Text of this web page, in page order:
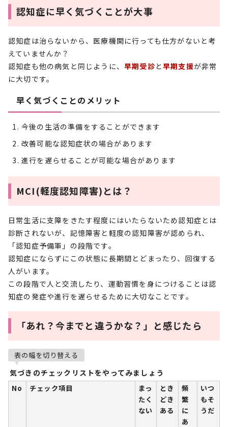
認知症に早く気づくことが大事
認知症は治らないから、医療機関に行っても仕方がないと考
えていませんか？
認知症も他の病気と同じように、 早期受診と早期支援が非常
に大切です。
早く気づくことのメリット
今後の生活の準備をすることができます
改善可能な認知症状の場合があります
進行を遅らせることが可能な場合があります
MCI(軽度認知障害)とは？
日常生活に支障をきたす程度にはいたらないため認知症とは
診断されないが、記憶障害と軽度の認知障害が認められ、
「認知症予備軍」の段階です。
認知症にならずにこの状態に長期間とどまったり、回復する
人がいます。
この段階で人と交流したり、運動習慣を身につけることは認
知症の発症や進行を遅らせるために大切なことです。
「あれ？今までと違うかな？」と感じたら
表の幅を切り替える
気づきのチェックリストをやってみましょう
No チェック項目
まっ
たく
ない
とき
どき
ある
頻
繁
に
あ
いつ
もそ
うだ